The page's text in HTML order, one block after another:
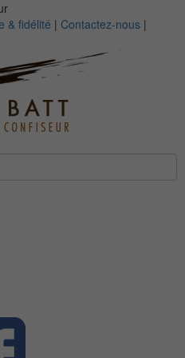
& fidélité | Contactez-nous |